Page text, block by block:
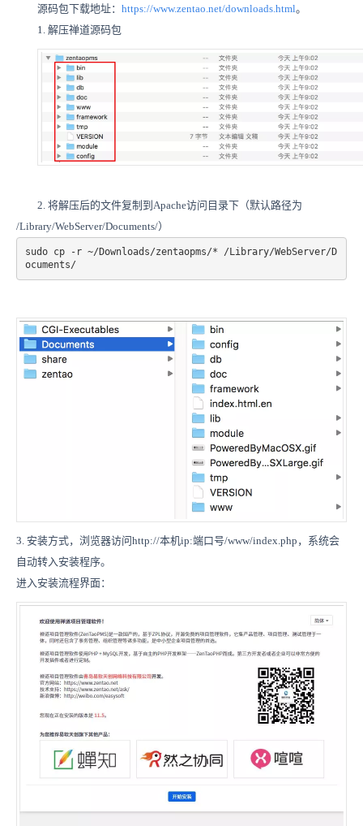
源码包下载地址： https://www.zentao.net/downloads.html。
1. 解压禅道源码包
2. 将解压后的文件复制到Apache访问目录下（默认路径为
/Library/WebServer/Documents/）
sudo cp -r ~/Downloads/zentaopms/* /Library/WebServer/D
ocuments/
3. 安装方式，浏览器访问http://本机ip:端口号/www/index.php ，系统会
自动转入安装程序。
进入安装流程界面：